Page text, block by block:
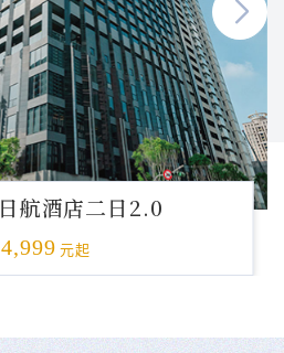
航酒店二日2.0
元起